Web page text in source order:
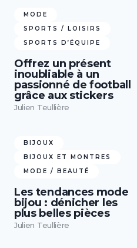
MODE
SPORTS / LOISIRS
SPORTS D’ÉQUIPE
Offrez un présent
inoubliable à un
passionné de football
grâce aux stickers
Julien Teullière
BIJOUX
BIJOUX ET MONTRES
MODE / BEAUTÉ
Les tendances mode
bijou : dénicher les
plus belles pièces
Julien Teullière